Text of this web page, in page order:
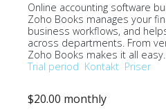
Online accounting software
Zoho Books manages your
business workflows, and
across departments. From
Zoho Books makes it all easy.
Trial period Kontakt Priser
$20.00 monthly